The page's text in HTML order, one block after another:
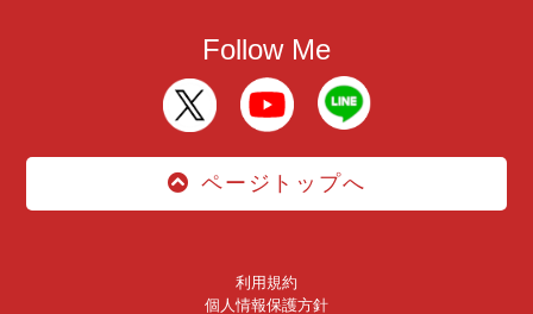
Follow Me
ページトップへ
利用規約
個人情報保護方針